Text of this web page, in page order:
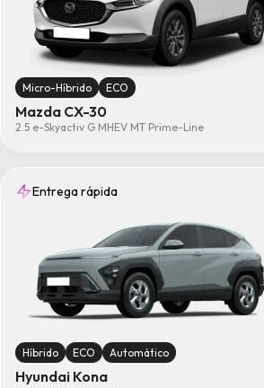
Micro-Híbrido ECO
Mazda CX-30
2.5 e-Skyactiv G MHEV MT Prime-Line
Entrega rápida
Híbrido ECO Automático
Hyundai Kona